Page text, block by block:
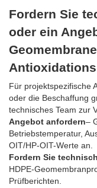
Fordern Sie
oder ein
Für projektspezifische
oder die Beschaffung
technisches Team zur
Angebot anfordern–
Betriebstemperatur,
OIT/HP-OIT-Werte an.
Fordern Sie
HDPE-
Prüfberichten.